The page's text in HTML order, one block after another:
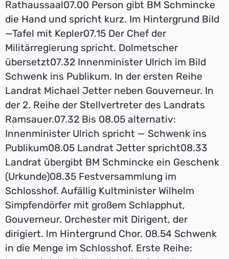
Rathaussaal07.00 Person gibt BM Schmincke
die Hand und spricht kurz. Im Hintergrund BiId
—Tafel mit Kepler07.15 Der Chef der
Militärregierung spricht. Dolmetscher
übersetzt07.32 Innenminister Ulrich im Bild
Schwenk ins Publikum. In der ersten Reihe
Landrat Michael Jetter neben Gouverneur. In
der 2. Reihe der Stellvertreter des Landrats
Ramsauer.07.32 Bis 08.05 alternativ:
Innenminister Ulrich spricht — Schwenk ins
Publikum08.05 Landrat Jetter spricht08.33
Landrat übergibt BM Schmincke ein Geschenk
(Urkunde)08.35 Festversammlung im
Schlosshof. Aufällig Kultminister Wilhelm
Simpfendörfer mit großem Schlapphut,
Gouverneur. Orchester mit Dirigent, der
dirigiert. lm Hintergrund Chor. 08.54 Schwenk
in die Menge im Schlosshof. Erste Reihe: